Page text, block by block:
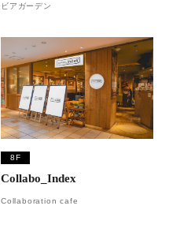
ビアガーデン
8F
Collabo_Index
Collaboration cafe